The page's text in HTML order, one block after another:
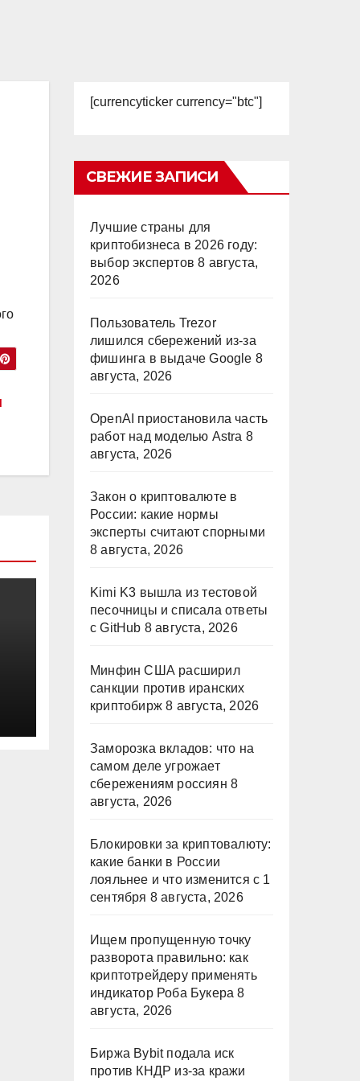
[currencyticker currency="btc"]
СВЕЖИЕ ЗАПИСИ
Лучшие страны для
криптобизнеса в 2026 году:
выбор экспертов 8 августа,
2026
Пользователь Trezor
лишился сбережений из-за
фишинга в выдаче Google 8
августа, 2026
OpenAI приостановила часть
работ над моделью Astra 8
августа, 2026
Закон о криптовалюте в
России: какие нормы
эксперты считают спорными
8 августа, 2026
Kimi K3 вышла из тестовой
песочницы и списала ответы
с GitHub 8 августа, 2026
Минфин США расширил
санкции против иранских
криптобирж 8 августа, 2026
Заморозка вкладов: что на
самом деле угрожает
сбережениям россиян 8
августа, 2026
Блокировки за криптовалюту:
какие банки в России
лояльнее и что изменится с 1
сентября 8 августа, 2026
Ищем пропущенную точку
разворота правильно: как
криптотрейдеру применять
индикатор Роба Букера 8
августа, 2026
Биржа Bybit подала иск
против КНДР из‑за кражи